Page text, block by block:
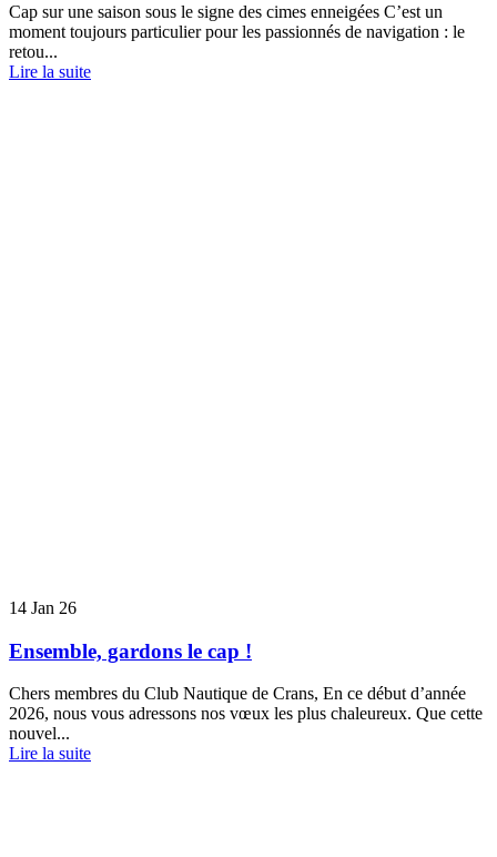
Cap sur une saison sous le signe des cimes enneigées C’est un
moment toujours particulier pour les passionnés de navigation : le
retou...
Lire la suite
14 Jan 26
Ensemble, gardons le cap !
Chers membres du Club Nautique de Crans, En ce début d’année
2026, nous vous adressons nos vœux les plus chaleureux. Que cette
nouvel...
Lire la suite